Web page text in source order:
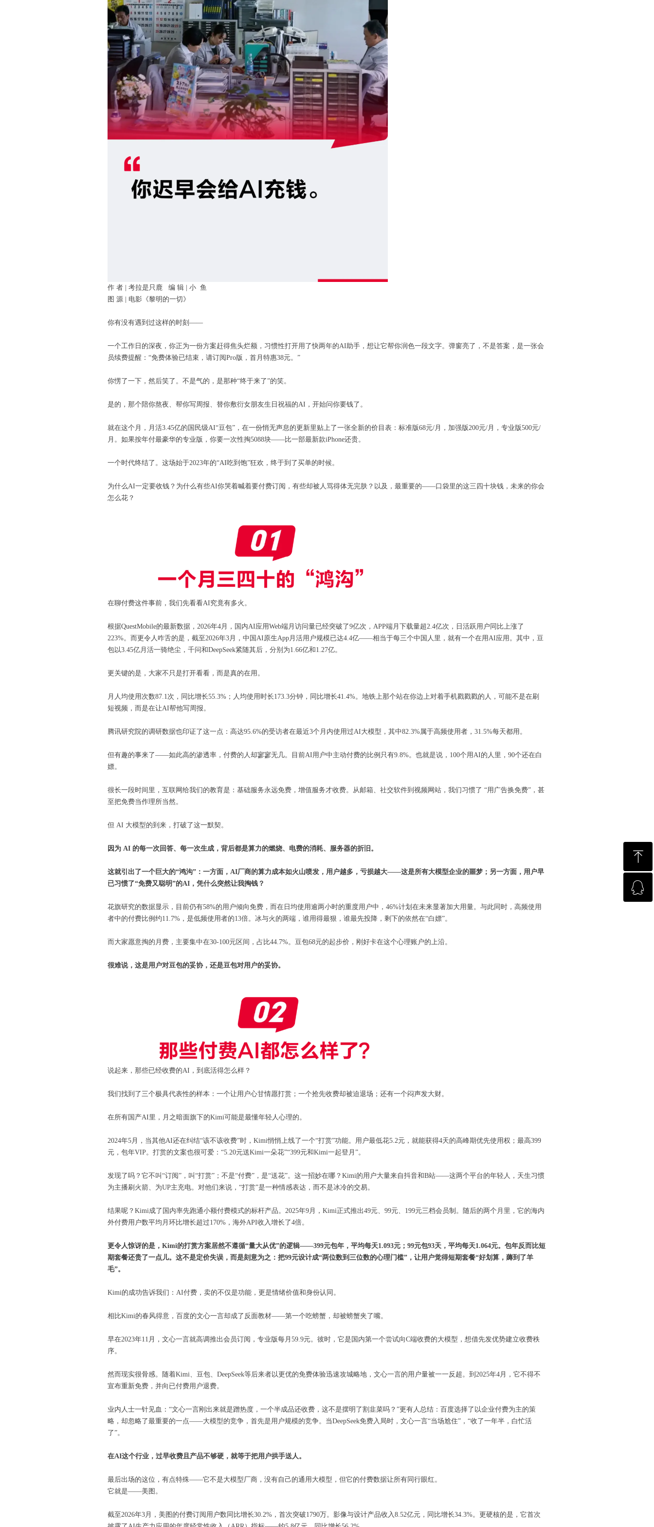
作 者 | 考拉是只鹿 编 辑 | 小 鱼
图 源 | 电影《黎明的一切》
你有没有遇到过这样的时刻——
一个工作日的深夜，你正为一份方案赶得焦头烂额，习惯性打开用了快两年的AI助手，想让它帮你润色一段文字。弹窗亮了，不是答案，是一张会
员续费提醒：“免费体验已结束，请订阅Pro版，首月特惠38元。”
你愣了一下，然后笑了。不是气的，是那种“终于来了”的笑。
是的，那个陪你熬夜、帮你写周报、替你敷衍女朋友生日祝福的AI，开始问你要钱了。
就在这个月，月活3.45亿的国民级AI“豆包”，在一份悄无声息的更新里贴上了一张全新的价目表：标准版68元/月，加强版200元/月，专业版500元/
月。如果按年付最豪华的专业版，你要一次性掏5088块——比一部最新款iPhone还贵。
一个时代终结了。这场始于2023年的“AI吃到饱”狂欢，终于到了买单的时候。
为什么AI一定要收钱？为什么有些AI你哭着喊着要付费订阅，有些却被人骂得体无完肤？以及，最重要的——口袋里的这三四十块钱，未来的你会
怎么花？
在聊付费这件事前，我们先看看AI究竟有多火。
根据QuestMobile的最新数据，2026年4月，国内AI应用Web端月访问量已经突破了9亿次，APP端月下载量超2.4亿次，日活跃用户同比上涨了
223%。而更令人咋舌的是，截至2026年3月，中国AI原生App月活用户规模已达4.4亿——相当于每三个中国人里，就有一个在用AI应用。其中，豆
包以3.45亿月活一骑绝尘，千问和DeepSeek紧随其后，分别为1.66亿和1.27亿。
更关键的是，大家不只是打开看看，而是真的在用。
月人均使用次数87.1次，同比增长55.3%；人均使用时长173.3分钟，同比增长41.4%。地铁上那个站在你边上对着手机戳戳戳的人，可能不是在刷
短视频，而是在让AI帮他写周报。
腾讯研究院的调研数据也印证了这一点：高达95.6%的受访者在最近3个月内使用过AI大模型，其中82.3%属于高频使用者，31.5%每天都用。
但有趣的事来了——如此高的渗透率，付费的人却寥寥无几。目前AI用户中主动付费的比例只有9.8%。也就是说，100个用AI的人里，90个还在白
嫖。
很长一段时间里，互联网给我们的教育是：基础服务永远免费，增值服务才收费。从邮箱、社交软件到视频网站，我们习惯了 “用广告换免费”，甚
至把免费当作理所当然。
但 AI 大模型的到来，打破了这一默契。
因为 AI 的每一次回答、每一次生成，背后都是算力的燃烧、电费的消耗、服务器的折旧。
这就引出了一个巨大的“鸿沟”：一方面，AI厂商的算力成本如火山喷发，用户越多，亏损越大——这是所有大模型企业的噩梦；另一方面，用户早
已习惯了“免费又聪明”的AI ，凭什么突然让我掏钱？
花旗研究的数据显示，目前仍有58%的用户倾向免费，而在日均使用逾两小时的重度用户中，46%计划在未来显著加大用量。与此同时，高频使用
者中的付费比例约11.7%，是低频使用者的13倍。冰与火的两端，谁用得最狠，谁最先投降，剩下的依然在“白嫖”。
而大家愿意掏的月费，主要集中在30-100元区间，占比44.7%。豆包68元的起步价，刚好卡在这个心理账户的上沿。
很难说，这是用户对豆包的妥协，还是豆包对用户的妥协。
说起来，那些已经收费的AI，到底活得怎么样？
我们找到了三个极具代表性的样本：一个让用户心甘情愿打赏；一个抢先收费却被迫退场；还有一个闷声发大财。
在所有国产AI里，月之暗面旗下的Kimi可能是最懂年轻人心理的。
2024年5月，当其他AI还在纠结“该不该收费”时，Kimi悄悄上线了一个“打赏”功能。用户最低花5.2元，就能获得4天的高峰期优先使用权；最高399
元，包年VIP。打赏的文案也很可爱：“5.20元送Kimi一朵花”“399元和Kimi一起登月”。
发现了吗？它不叫“订阅”，叫“打赏”；不是“付费”，是“送花”。这一招妙在哪？Kimi的用户大量来自抖音和B站——这两个平台的年轻人，天生习惯
为主播刷火箭、为UP主充电。对他们来说，“打赏”是一种情感表达，而不是冰冷的交易。
结果呢？Kimi成了国内率先跑通小额付费模式的标杆产品。2025年9月，Kimi正式推出49元、99元、199元三档会员制。随后的两个月里，它的海内
外付费用户数平均月环比增长超过170%，海外API收入增长了4倍。
更令人惊讶的是，Kimi的打赏方案居然不遵循“量大从优”的逻辑——399元包年，平均每天1.093元；99元包93天，平均每天1.064元。包年反而比短
期套餐还贵了一点儿。这不是定价失误，而是刻意为之：把99元设计成“两位数到三位数的心理门槛”，让用户觉得短期套餐“好划算，薅到了羊
毛”。
Kimi的成功告诉我们：AI付费，卖的不仅是功能，更是情绪价值和身份认同。
相比Kimi的春风得意，百度的文心一言却成了反面教材——第一个吃螃蟹，却被螃蟹夹了嘴。
早在2023年11月，文心一言就高调推出会员订阅，专业版每月59.9元。彼时，它是国内第一个尝试向C端收费的大模型，想借先发优势建立收费秩
序。
然而现实很骨感。随着Kimi、豆包、DeepSeek等后来者以更优的免费体验迅速攻城略地，文心一言的用户量被一一反超。到2025年4月，它不得不
宣布重新免费，并向已付费用户退费。
业内人士一针见血：“文心一言刚出来就是蹭热度，一个半成品还收费，这不是摆明了割韭菜吗？”更有人总结：百度选择了以企业付费为主的策
略，却忽略了最重要的一点——大模型的竞争，首先是用户规模的竞争。当DeepSeek免费入局时，文心一言“当场尬住”，“收了一年半，白忙活
了”。
在AI这个行业，过早收费且产品不够硬，就等于把用户拱手送人。
最后出场的这位，有点特殊——它不是大模型厂商，没有自己的通用大模型，但它的付费数据让所有同行眼红。
它就是——美图。
截至2026年3月，美图的付费订阅用户数同比增长30.2%，首次突破1790万。影像与设计产品收入8.52亿元，同比增长34.3%。更硬核的是，它首次
ꁸ
回到顶部
ꁗ